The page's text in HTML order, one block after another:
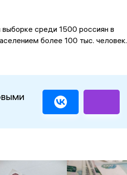
среди 1500 россиян в
более 100 тыс. человек.